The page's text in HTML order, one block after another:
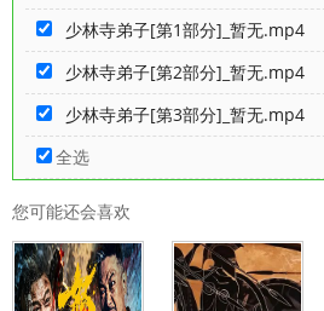
少林寺弟子[第1部分]_暂无.mp4
少林寺弟子[第2部分]_暂无.mp4
少林寺弟子[第3部分]_暂无.mp4
全选
您可能还会喜欢